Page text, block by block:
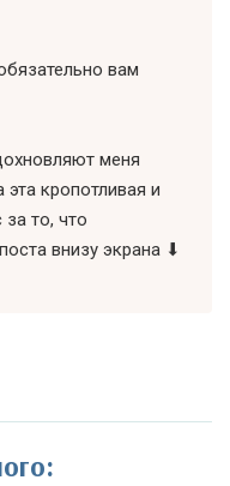
вам
меня
кропотливая и
то, что
внизу экрана ⬇